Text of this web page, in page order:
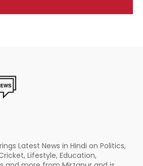
Latest News in Hindi on Politics,
Lifestyle, Education,